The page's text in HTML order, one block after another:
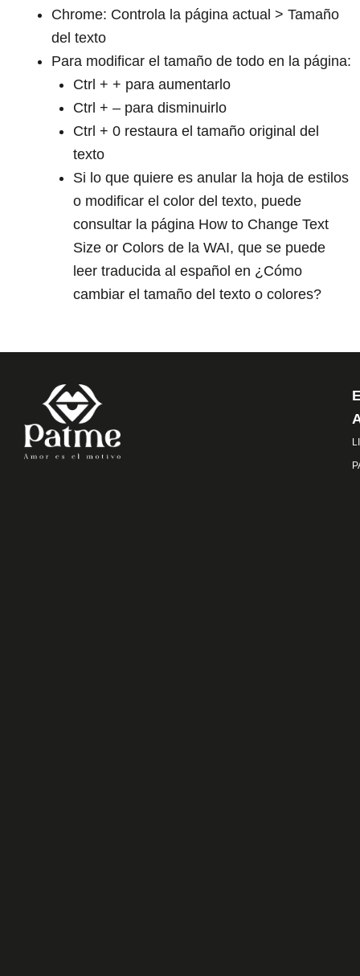
Chrome: Controla la página actual > Tamaño
del texto
Para modificar el tamaño de todo en la página:
Ctrl + + para aumentarlo
Ctrl + – para disminuirlo
Ctrl + 0 restaura el tamaño original del
texto
Si lo que quiere es anular la hoja de estilos
o modificar el color del texto, puede
consultar la página How to Change Text
Size or Colors de la WAI, que se puede
leer traducida al español en ¿Cómo
cambiar el tamaño del texto o colores?